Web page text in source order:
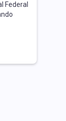
Federal